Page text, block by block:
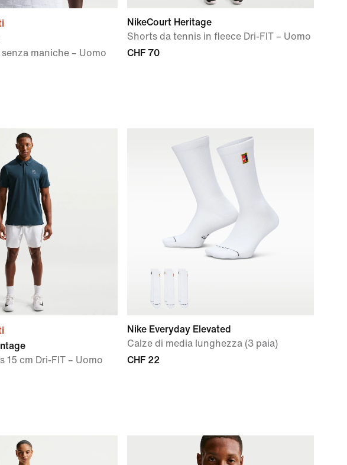
maniche – Uomo
NikeCourt Heritage
Shorts da tennis in fleece Dri-FIT – Uomo
CHF 70
15 cm Dri-FIT – Uomo
Nike Everyday Elevated
Calze di media lunghezza (3 paia)
CHF 22